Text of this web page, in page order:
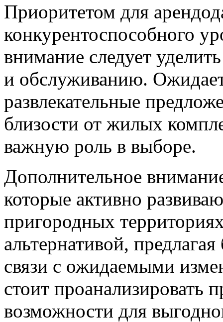
Приоритетом для
конкурентоспособного
внимание следует
и обслуживанию.
развлекательные
близости от жилых
важную роль в выборе.
Дополнительное
которые активно
пригородных
альтернативой,
связи с ожидаемыми
стоит проанализировать
возможности для